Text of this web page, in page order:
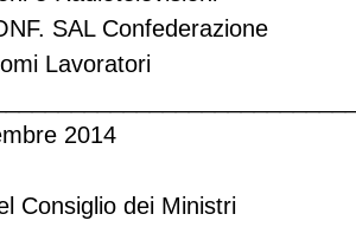
SAL Confederazione
Lavoratori
2014
Consiglio dei Ministri